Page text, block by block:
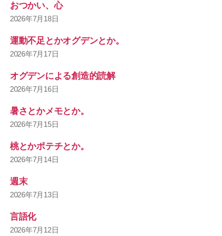
おつかい、心
2026年7月18日
運動不足とかオグデンとか。
2026年7月17日
オグデンによる創造的読解
2026年7月16日
暑さとかメモとか。
2026年7月15日
桃とかポテチとか。
2026年7月14日
週末
2026年7月13日
言語化
2026年7月12日